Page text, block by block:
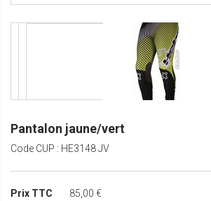
Pantalon jaune/vert
Code CUP : HE3148 JV
Prix TTC
85,00 €